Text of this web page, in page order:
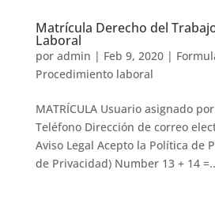
Matrícula Derecho del
Laboral
por admin | Feb 9, 2020|
Procedimiento laboral
MATRÍCULA Usuario asignado
Teléfono Dirección de correo
Aviso Legal Acepto la Política de
de Privacidad) Number 13 + 14